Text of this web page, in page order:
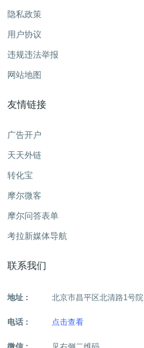
隐私政策
用户协议
违规违法举报
网站地图
友情链接
广告开户
天天外链
转化宝
摩尔微客
摩尔问答表单
考拉新媒体导航
联系我们
地址 : 北京市昌平区北清路1号院
电话 : 点击查看